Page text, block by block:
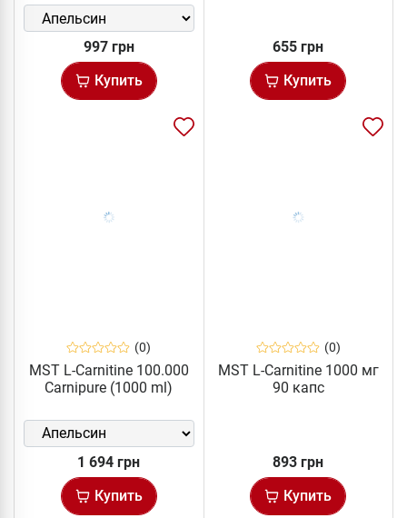
997 грн
Купить
655 грн
Купить
(0)
MST L-Carnitine 100.000
Carnipure (1000 ml)
1 694 грн
Купить
(0)
MST L-Carnitine 1000 мг
90 капс
893 грн
Купить